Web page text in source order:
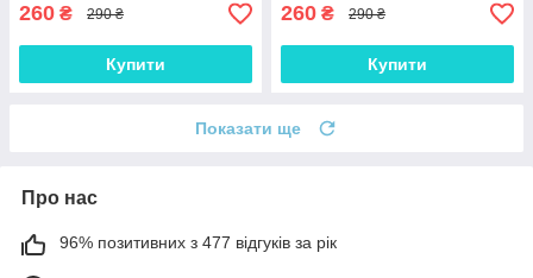
260 ₴ 290 ₴
Купити
260 ₴ 290 ₴
Купити
Показати ще
Про нас
96% позитивних з 477 відгуків за рік